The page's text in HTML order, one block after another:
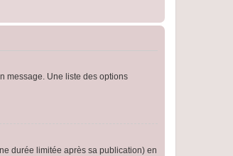
message. Une liste des options
durée limitée après sa publication) en